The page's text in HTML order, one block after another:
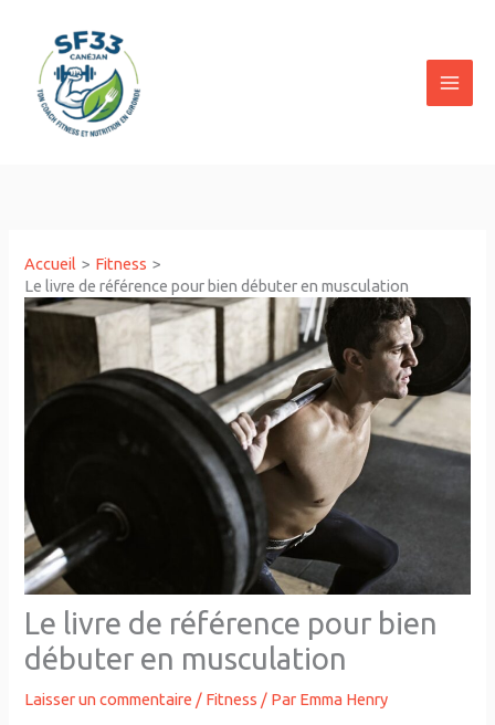
contenu
Accueil
Fitness
Le livre de référence pour bien débuter en musculation
Le livre de référence pour bien
débuter en musculation
Laisser un commentaire / Fitness / Par Emma Henry